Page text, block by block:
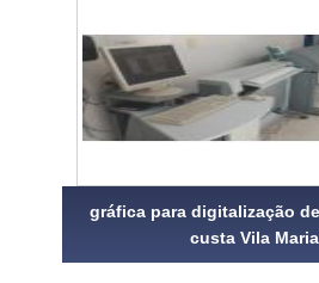
gráfica para digitalização
custa Vila